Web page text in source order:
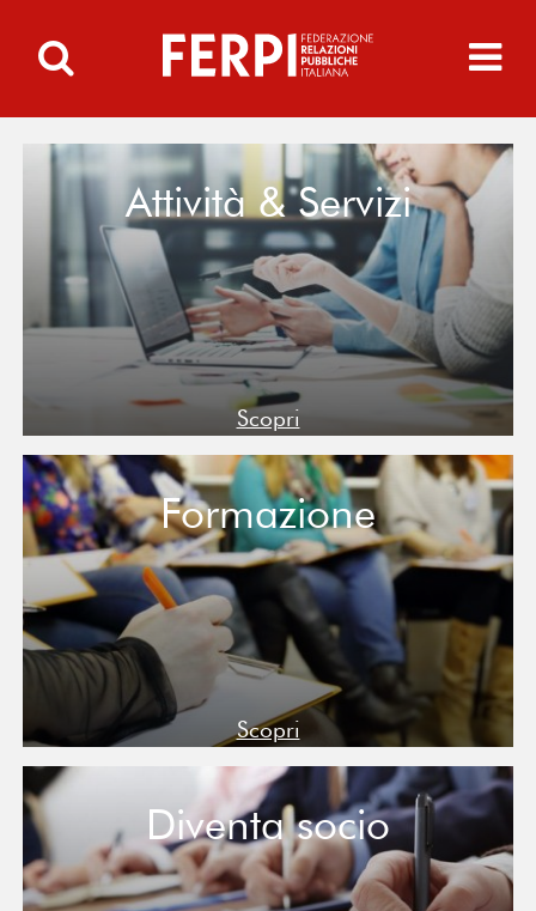
Attività & Servizi
Scopri
Formazione
Scopri
Diventa socio